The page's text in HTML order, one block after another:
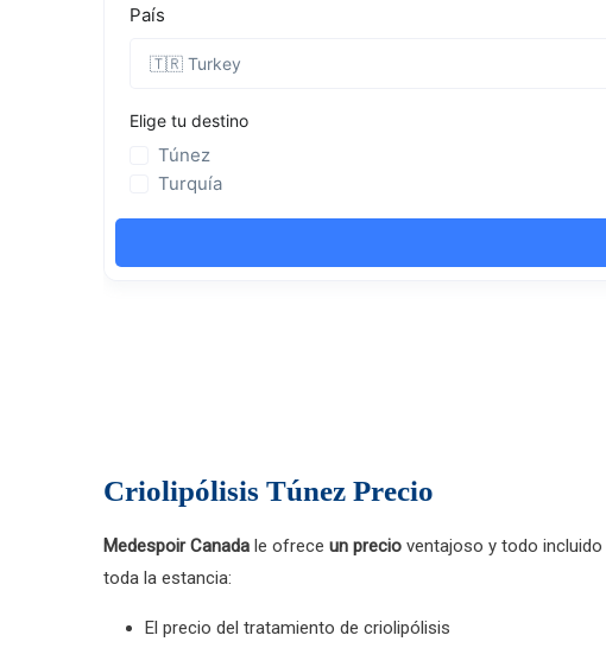
Criolipólisis Túnez Precio
Medespoir Canada le ofrece un precio ventajoso y todo incluido
toda la estancia:
El precio del tratamiento de criolipólisis